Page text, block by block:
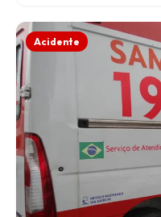
Acidente